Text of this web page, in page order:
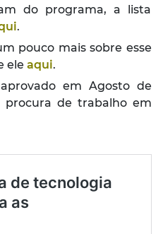
do programa, a lista
.
pouco mais sobre esse
ele aqui.
em Agosto de
procura de trabalho em